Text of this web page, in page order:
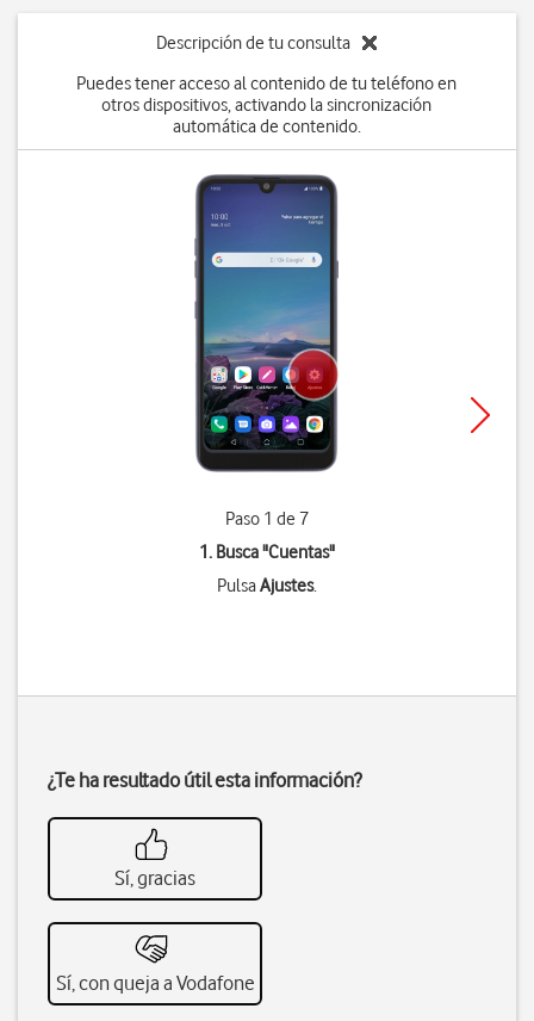
Descripción de tu consulta
Puedes tener acceso al contenido de tu teléfono en
otros dispositivos, activando la sincronización
automática de contenido.
Paso 1 de 7
1. Busca "Cuentas"
PulsaAjustes.
¿Te ha resultado útil esta información?
Sí, gracias
Sí, con queja a Vodafone